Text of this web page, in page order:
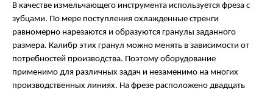
В качестве измельчающего инструмента используется фреза с
зубцами. По мере поступления охлажденные стренги
равномерно нарезаются и образуются гранулы заданного
размера. Калибр этих гранул можно менять в зависимости от
потребностей производства. Поэтому оборудование
применимо для различных задач и незаменимо на многих
производственных линиях. На фрезе расположено двадцать